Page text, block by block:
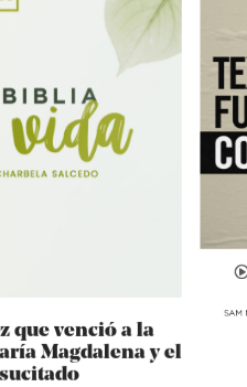
que venció a la
Magdalena y el
SAM